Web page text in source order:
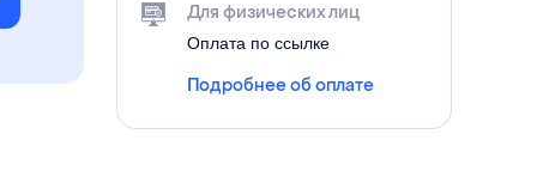
Для физических лиц
Оплата по ссылке
Подробнее об оплате